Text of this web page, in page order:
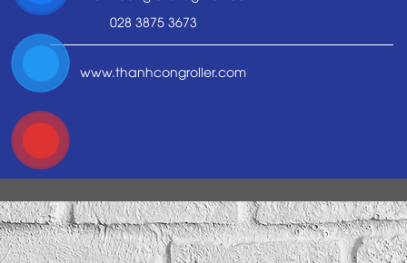
028 3875 3673
www.thanhcongroller.com